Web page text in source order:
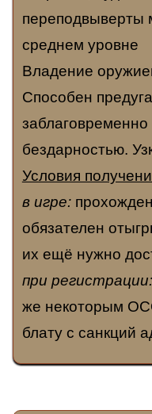
переподвыверты
среднем уровне
Владение
Способен
бездарностью.
Условия
в игре:
обязателен
их ещё нужно
при
же некоторым
блату с санкций